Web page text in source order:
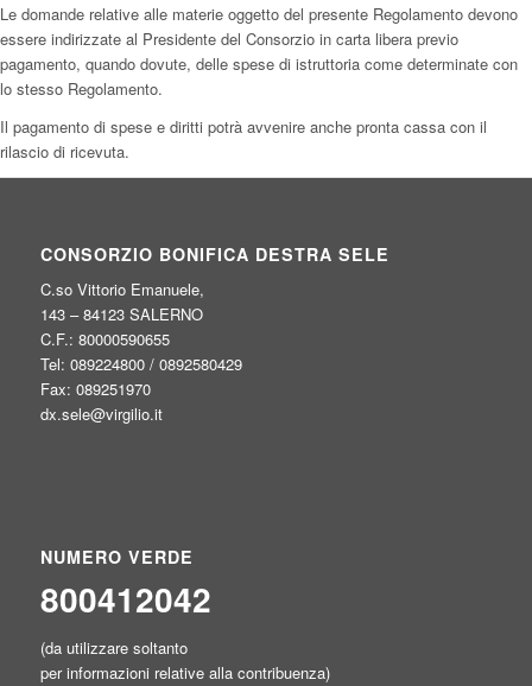
Le domande relative alle materie oggetto del presente Regolamento devono
essere indirizzate al Presidente del Consorzio in carta libera previo
pagamento, quando dovute, delle spese di istruttoria come determinate con
lo stesso Regolamento.
Il pagamento di spese e diritti potrà avvenire anche pronta cassa con il
rilascio di ricevuta.
CONSORZIO BONIFICA DESTRA SELE
C.so Vittorio Emanuele,
143 – 84123 SALERNO
C.F.: 80000590655
Tel: 089224800 / 0892580429
Fax: 089251970
dx.sele@virgilio.it
NUMERO VERDE
800412042
(da utilizzare soltanto
per informazioni relative alla contribuenza)